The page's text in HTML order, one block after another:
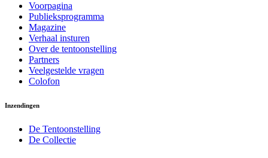
Voorpagina
Publieksprogramma
Magazine
Verhaal insturen
Over de tentoonstelling
Partners
Veelgestelde vragen
Colofon
Inzendingen
De Tentoonstelling
De Collectie